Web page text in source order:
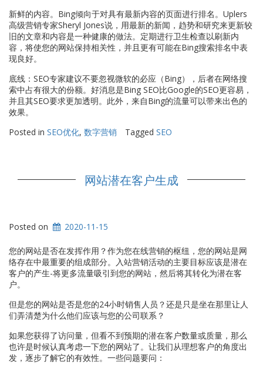
新鲜的内容。Bing倾向于对具有最新内容的页面进行排名。Uplers
高级营销专家Sheryl Jones说，用最新的新闻，趋势和研究来更新较
旧的文章和内容是一种健康的做法。定期进行卫生检查以刷新内
容，将使您的网站保持相关性，并且更有可能在Bing搜索排名中表
现良好。
底线：SEO专家建议不要忽视微软的必应（Bing），后者在网络搜
索中占有很大的份额。好消息是Bing SEO比Google的SEO更容易，
并且其SEO要求更加透明。此外，来自Bing的流量可以带来出色的
效果。
Posted in SEO优化, 数字营销 Tagged SEO
网站潜在客户生成
Posted on 2020-11-15
您的网站是否在发挥作用？作为您在线营销的枢纽，您的网站是网
络存在中最重要的组成部分。入站营销活动的主要目标应该是潜在
客户的产生-将更多流量吸引到您的网站，然后将其转化为潜在客
户。
但是您的网站是否是您的24小时销售人员？还是只是坐在那里让人
们弄清楚为什么他们应该与您的公司联系？
如果您获得了访问量，但看不到预期的潜在客户数量或质量，那么
也许是时候认真考虑一下您的网站了。让我们从理想客户的角度出
发，逐步了解它的有效性。一些问题要问：